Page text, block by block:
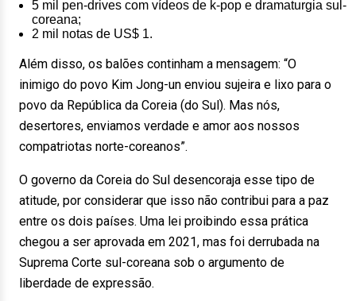
5 mil pen-drives com vídeos de k-pop e dramaturgia sul-
coreana;
2 mil notas de US$ 1.
Além disso, os balões continham a mensagem: “O
inimigo do povo Kim Jong-un enviou sujeira e lixo para o
povo da República da Coreia (do Sul). Mas nós,
desertores, enviamos verdade e amor aos nossos
compatriotas norte-coreanos”.
O governo da Coreia do Sul desencoraja esse tipo de
atitude, por considerar que isso não contribui para a paz
entre os dois países. Uma lei proibindo essa prática
chegou a ser aprovada em 2021, mas foi derrubada na
Suprema Corte sul-coreana sob o argumento de
liberdade de expressão.